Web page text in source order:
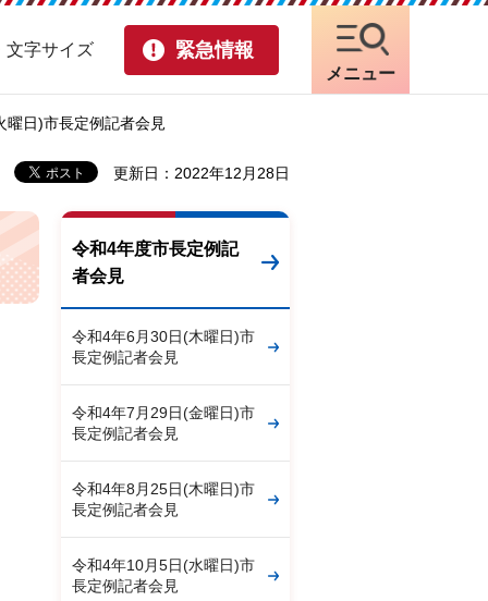
文字サイズ 緊急情報
メニュー
曜日)市長定例記者会見
更新日：2022年12月28日
令和4年度市長定例記
者会見
令和4年6月30日(木曜日)市
長定例記者会見
令和4年7月29日(金曜日)市
長定例記者会見
令和4年8月25日(木曜日)市
長定例記者会見
令和4年10月5日(水曜日)市
長定例記者会見